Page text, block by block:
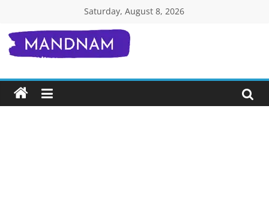
content
Saturday, August 8, 2026
Mandnam.com
जाने
एक-